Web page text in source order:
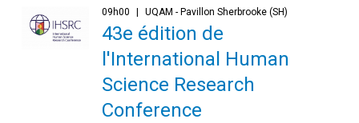
09h00 UQAM - Pavillon Sherbrooke (SH)
43e édition de
l'International Human
Science Research
Conference